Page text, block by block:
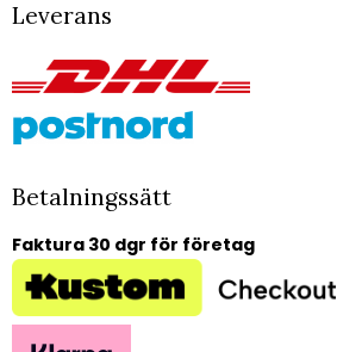
Leverans
Betalningssätt
Faktura 30 dgr för företag